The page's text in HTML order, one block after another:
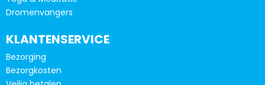
Dromenvangers
KLANTENSERVICE
Bezorging
Bezorgkosten